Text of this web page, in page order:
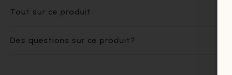
Tout sur ce produit
Des questions sur ce produit?